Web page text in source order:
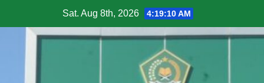
Sat. Aug 8th, 2026 4:19:12 AM